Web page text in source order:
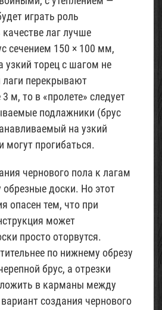
играть роль
лаг лучше
сечением 150 × 100 мм,
торец с шагом не
лаги перекрывают
м, то в «пролете» следует
подлажники (брус
на узкий
могут прогибаться.
чернового пола к лагам
доски. Но этот
опасен тем, что при
может
просто оторвутся.
по нижнему обрезу
брус, а отрезки
в карманы между
создания чернового